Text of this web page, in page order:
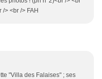
> <br /> FAH
"Villa des Falaises" ; ses